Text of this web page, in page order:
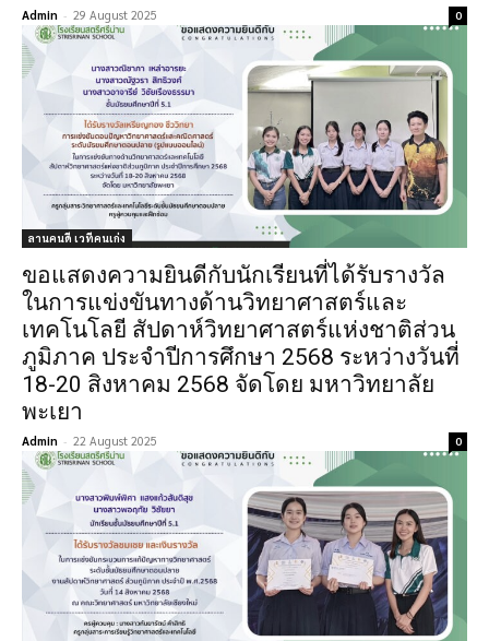
Admin - 29 August 2025 0
ลานคนดี เวทีคนเก่ง
ขอแสดงความยินดีกับนักเรียนที่ได้รับรางวัล
ในการแข่งขันทางด้านวิทยาศาสตร์และ
เทคโนโลยี สัปดาห์วิทยาศาสตร์แห่งชาติส่วน
ภูมิภาค ประจำปีการศึกษา 2568 ระหว่างวันที่
18-20 สิงหาคม 2568 จัดโดย มหาวิทยาลัย
พะเยา
Admin - 22 August 2025 0